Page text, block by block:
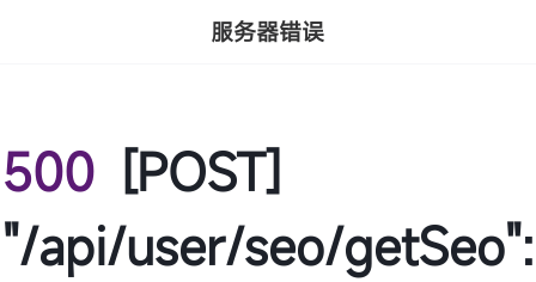
服务器错误
500 [POST]
"/api/user/seo/getSeo":